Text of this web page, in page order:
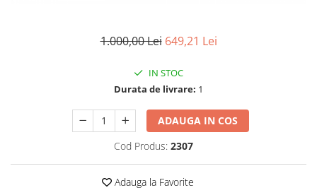
SPORTURI DE ECHIPA1.000,00 Lei 649,21 Lei
IN STOC
Durata de livrare: 1
ADAUGA IN COS
Cod Produs: 2307
Adauga la Favorite